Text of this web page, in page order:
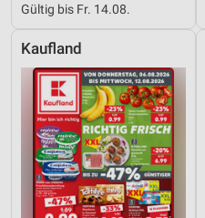
Gültig bis Fr. 14.08.
Kaufland